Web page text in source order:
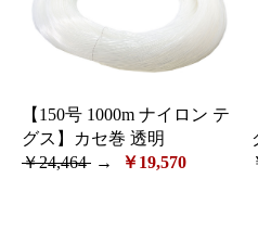
【150号 1000m ナイロン テ
グス】カセ巻 透明
￥24,464 → ￥19,570